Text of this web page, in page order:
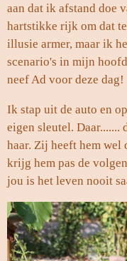
aan dat ik afstand doe
hartstikke rijk om dat
illusie armer, maar ik
scenario's in mijn
neef Ad voor deze dag!
Ik stap uit de auto en
eigen sleutel. Daar.......
haar. Zij heeft hem wel
krijg hem pas de
jou is het leven nooit